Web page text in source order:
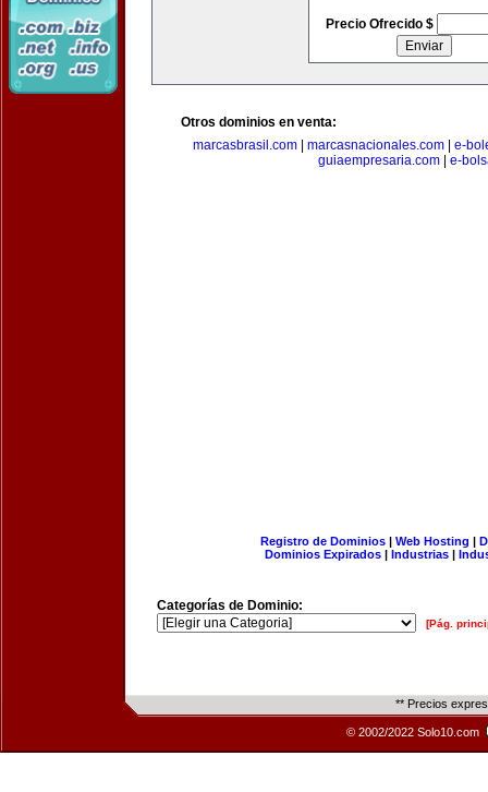
Precio Ofrecido $
Otros dominios en venta:
marcasbrasil.com| marcasnacionales.com| e-
guiaempresaria.com
e-
Registro de Dominios| Web Hosting |
Dominios Expirados | Industrias |
Categorías de Dominio:
[Pág.
** Precios
© 2002/2022 Solo10.com